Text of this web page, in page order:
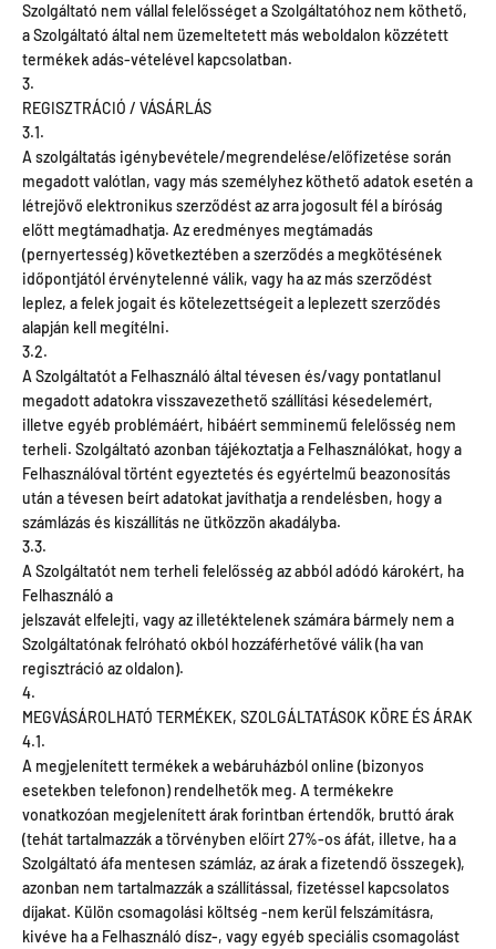
Szolgáltató nem vállal felelősséget a Szolgáltatóhoz nem köthető,
a Szolgáltató által nem üzemeltetett más weboldalon közzétett
termékek adás-vételével kapcsolatban.
3.
REGISZTRÁCIÓ / VÁSÁRLÁS
3.1.
A szolgáltatás igénybevétele/megrendelése/előfizetése során
megadott valótlan, vagy más személyhez köthető adatok esetén a
létrejövő elektronikus szerződést az arra jogosult fél a bíróság
előtt megtámadhatja. Az eredményes megtámadás
(pernyertesség) következtében a szerződés a megkötésének
időpontjától érvénytelenné válik, vagy ha az más szerződést
leplez, a felek jogait és kötelezettségeit a leplezett szerződés
alapján kell megítélni.
3.2.
A Szolgáltatót a Felhasználó által tévesen és/vagy pontatlanul
megadott adatokra visszavezethető szállítási késedelemért,
illetve egyéb problémáért, hibáért semminemű felelősség nem
terheli. Szolgáltató azonban tájékoztatja a Felhasználókat, hogy a
Felhasználóval történt egyeztetés és egyértelmű beazonosítás
után a tévesen beírt adatokat javíthatja a rendelésben, hogy a
számlázás és kiszállítás ne ütközzön akadályba.
3.3.
A Szolgáltatót nem terheli felelősség az abból adódó károkért, ha
Felhasználó a
jelszavát elfelejti, vagy az illetéktelenek számára bármely nem a
Szolgáltatónak felróható okból hozzáférhetővé válik (ha van
regisztráció az oldalon).
4.
MEGVÁSÁROLHATÓ TERMÉKEK, SZOLGÁLTATÁSOK KÖRE ÉS ÁRAK
4.1.
A megjelenített termékek a webáruházból online (bizonyos
esetekben telefonon) rendelhetők meg. A termékekre
vonatkozóan megjelenített árak forintban értendők, bruttó árak
(tehát tartalmazzák a törvényben előírt 27%-os áfát, illetve, ha a
Szolgáltató áfa mentesen számláz, az árak a fizetendő összegek),
azonban nem tartalmazzák a szállítással, fizetéssel kapcsolatos
díjakat. Külön csomagolási költség -nem kerül felszámításra,
kivéve ha a Felhasználó dísz-, vagy egyéb speciális csomagolást